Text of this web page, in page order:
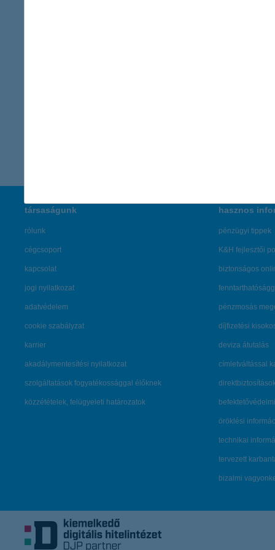
társaságunk
rólunk
cégcsoport
kapcsolat
jogi nyilatkozat
adatvédelem
cookie szabályzat
karrier
akadálymentesítési nyilatkozat
szolgáltatások fogyatékossággal élőknek
közzétételek, felügyeleti határozatok
hasznos
pénzügyi tippek
K&H fejlesztői
biztonságos
pénzmosás
díjfizetési
deviza átutalás
címletváltással
öröklési
technikai
tervezett
bizalmi